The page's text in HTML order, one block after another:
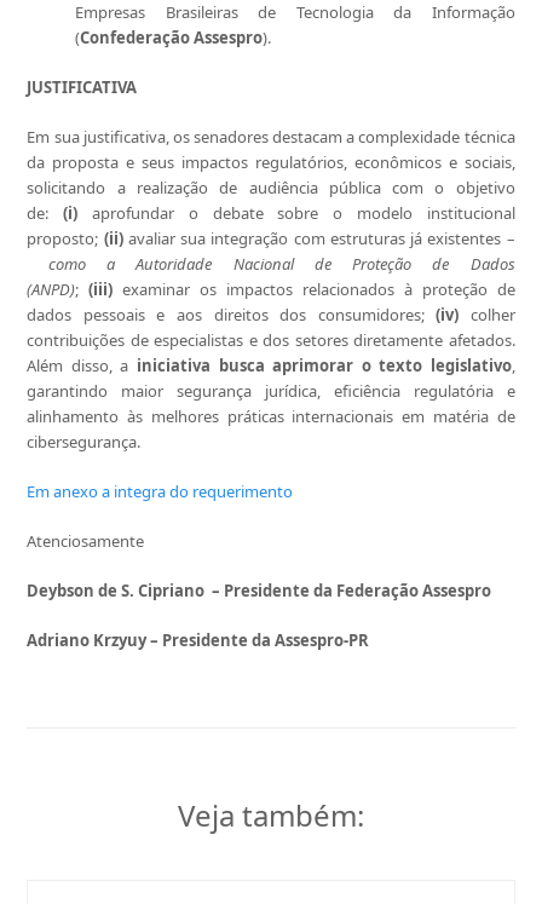
Empresas Brasileiras de Tecnologia da Informação
(Confederação Assespro).
JUSTIFICATIVA
Em sua justificativa, os senadores destacam a complexidade técnica
da proposta e seus impactos regulatórios, econômicos e sociais,
solicitando a realização de audiência pública com o objetivo
de:(i) aprofundar o debate sobre o modelo institucional
proposto; (ii)avaliar sua integração com estruturas já existentes –
como a Autoridade Nacional de Proteção de Dados
(ANPD);(iii) examinar os impactos relacionados à proteção de
dados pessoais e aos direitos dos consumidores;(iv) colher
contribuições de especialistas e dos setores diretamente afetados.
Além disso, a iniciativa busca aprimorar o texto legislativo,
garantindo maior segurança jurídica, eficiência regulatória e
alinhamento às melhores práticas internacionais em matéria de
cibersegurança.
Em anexo a integra do requerimento
Atenciosamente
Deybson de S. Cipriano – Presidente da Federação Assespro
Adriano Krzyuy – Presidente da Assespro-PR
Veja também: